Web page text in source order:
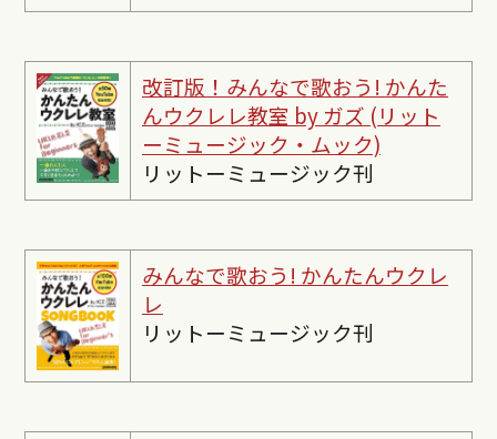
改訂版！みんなで歌おう! かんた
んウクレレ教室 by ガズ (リット
ーミュージック・ムック)
リットーミュージック刊
みんなで歌おう! かんたんウクレ
レ
リットーミュージック刊